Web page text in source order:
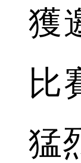
獲
比
猛